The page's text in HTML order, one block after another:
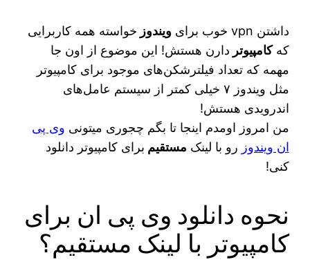
داشتن vpn خوب برای ویندوز خواسته‌ همه کاربرایی
کهکامپیوتر دارن هستش! این موضوع از اون جا
مهمه که تعداد فیلترشکن‌های موجود برای کامپیوتر
مثل ویندوز ۷ خیلی کمتر از سیستم عامل‌های
اندرویدی هستش!
من امروز اومدم اینجا تا بگم چجوری میتونی وی پی
ان ویندوز رو با لینک مستقیم برای کامپیوتر دانلود
کنی!
نحوه دانلود وی پی ان برای
کامپیوتر با لینک مستقیم؟